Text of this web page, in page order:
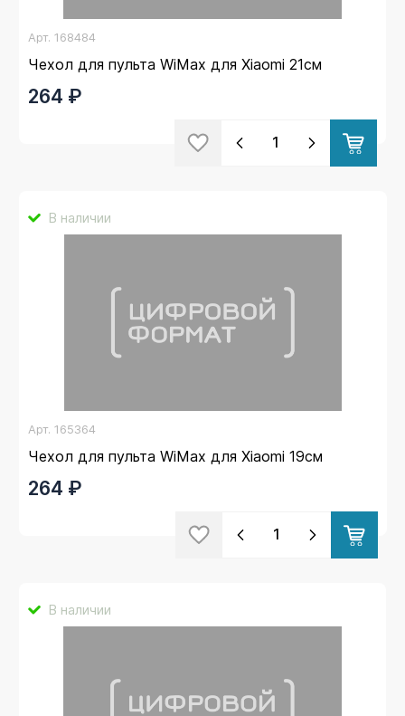
Арт. 168484
Чехол для пульта WiMax для Xiaomi 21см
264 ₽
В наличии
Арт. 165364
Чехол для пульта WiMax для Xiaomi 19см
264 ₽
В наличии